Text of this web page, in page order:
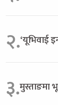
२.‘यूभिवाई
३.मुस्ताङमा